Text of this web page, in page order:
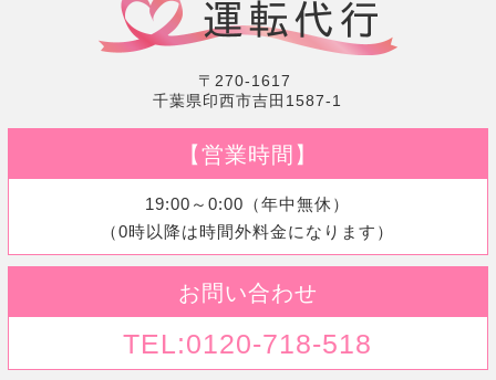
〒270-1617
千葉県印西市吉田1587-1
【営業時間】
19:00～0:00（年中無休）
（0時以降は時間外料金になります）
お問い合わせ
TEL:0120-718-518